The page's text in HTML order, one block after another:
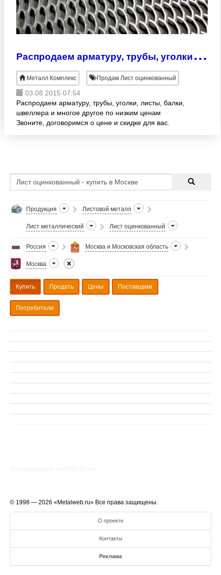
Р
аспродаем арматуру, трубы, уголки, листы, балки, швеллера и многое
Металл Комплекс Продам Лист оцинкованный
03.08.2015 07:54
Распродаем арматуру, трубы, уголки, листы, балки,
швеллера и многое другое по низким ценам
Звоните, договоримся о цене и скидке для вас.
Продукция Листовой металл
Лист металлический Лист оцинкованный
Россия Москва и Московская область
Москва
Купить Продать Цены Поставщики
Потребители
© 1998 — 2026 «Metalweb.ru» Все права защищены.
О проекте
Контакты
Реклама